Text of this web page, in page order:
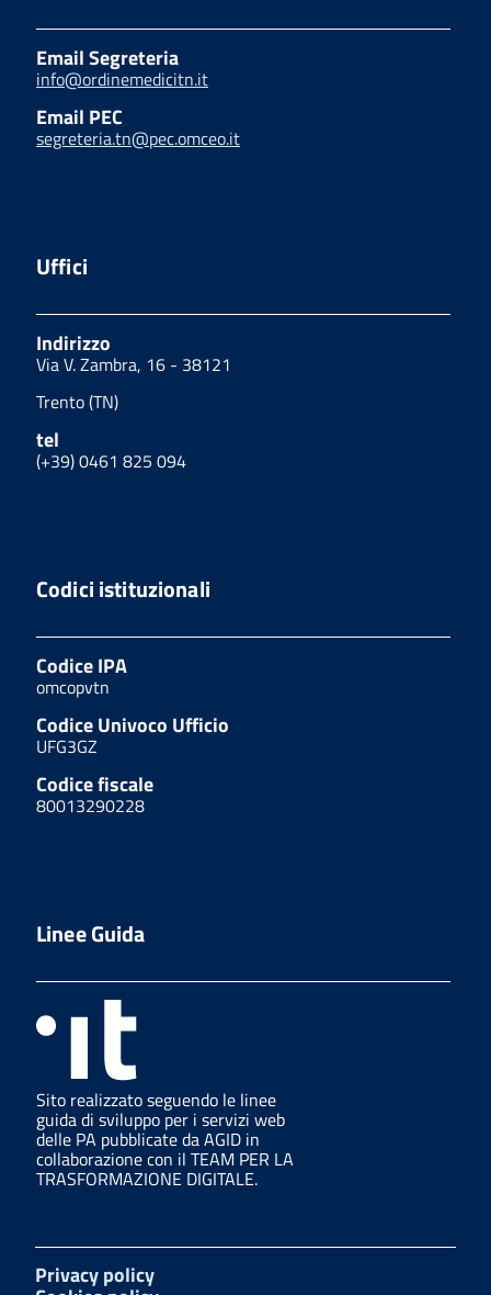
Email Segreteria
info@ordinemedicitn.it
Email PEC
segreteria.tn@pec.omceo.it
Uffici
Indirizzo
Via V. Zambra, 16 - 38121
Trento (TN)
tel
(+39) 0461 825 094
Codici istituzionali
Codice IPA
omcopvtn
Codice Univoco Ufficio
UFG3GZ
Codice fiscale
80013290228
Linee Guida
Sito realizzato seguendo le linee
guida di sviluppo per i servizi web
delle PA pubblicate da AGID in
collaborazione con il TEAM PER LA
TRASFORMAZIONE DIGITALE.
Privacy policy